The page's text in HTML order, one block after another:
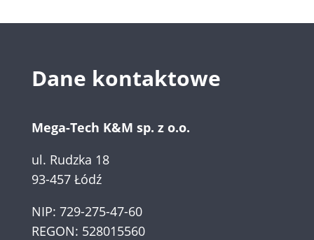
Dane kontaktowe
Mega-Tech K&M sp. z o.o.
ul. Rudzka 18
93-457 Łódź
NIP: 729-275-47-60
REGON: 528015560